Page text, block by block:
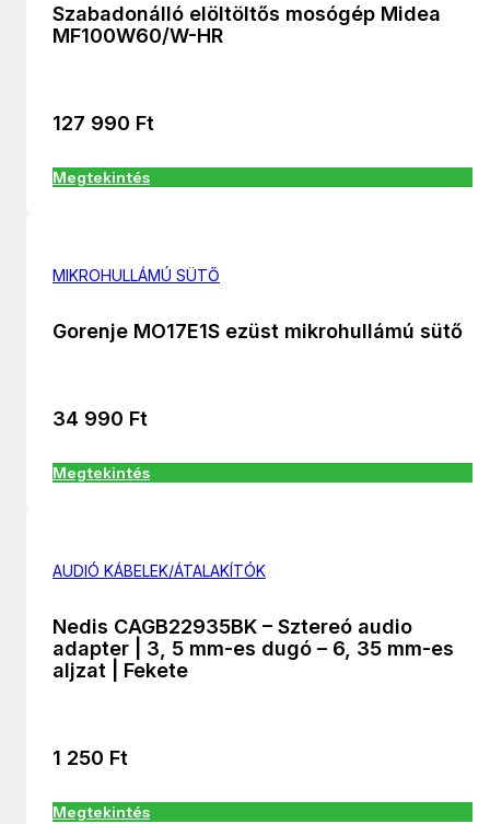
Szabadonálló elöltöltős mosógép Midea
MF100W60/W-HR
127 990 Ft
Megtekintés
MIKROHULLÁMÚ SÜTŐ
Gorenje MO17E1S ezüst mikrohullámú sütő
34 990 Ft
Megtekintés
AUDIÓ KÁBELEK/ÁTALAKÍTÓK
Nedis CAGB22935BK – Sztereó audio
adapter | 3, 5 mm-es dugó – 6, 35 mm-es
aljzat | Fekete
1 250 Ft
Megtekintés